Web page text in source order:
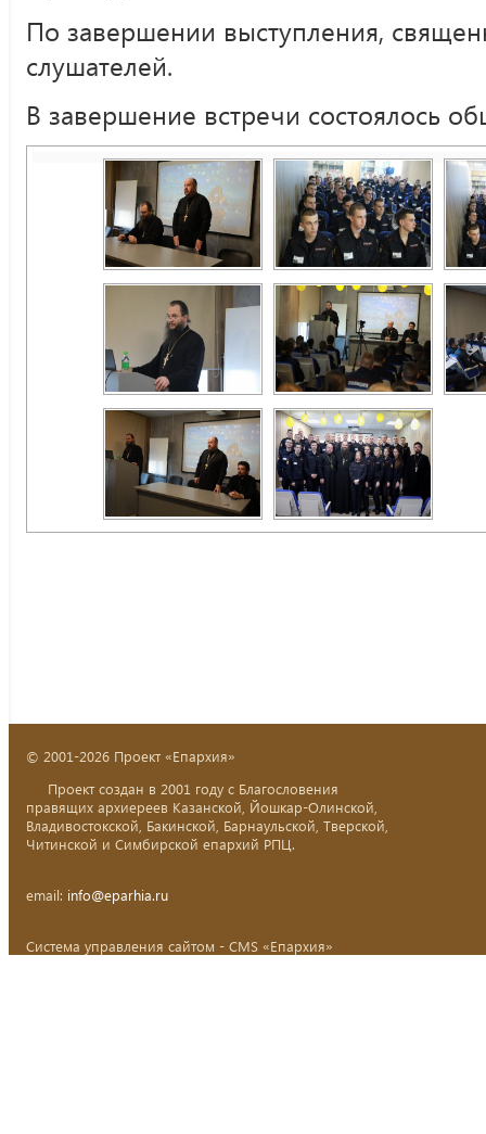
По завершении выступления,
слушателей.
В завершение встречи состоялось
© 2001-2026 Проект «Епархия»
Проект создан в 2001 году с Благословения
правящих архиереев Казанской, Йошкар-Олинской,
Владивостокской, Бакинской, Барнаульской, Тверской,
Читинской и Симбирской епархий РПЦ.
email: info@eparhia.ru
Система управления сайтом - CMS «Епархия»